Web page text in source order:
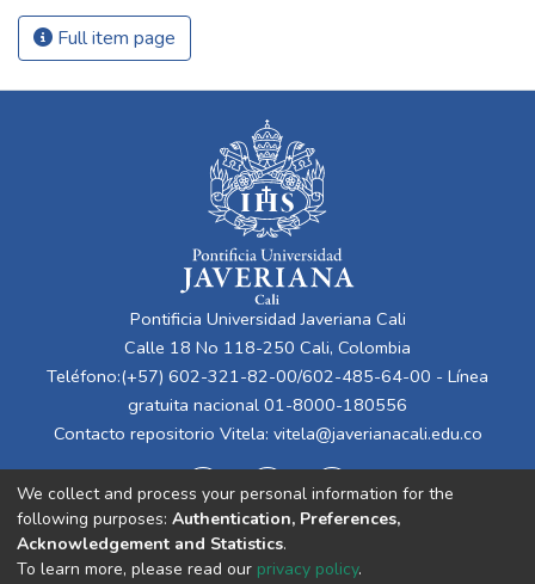
Full item page
Pontificia Universidad Javeriana Cali
Calle 18 No 118-250 Cali, Colombia
Teléfono:(+57) 602-321-82-00/602-485-64-00 - Línea
gratuita nacional 01-8000-180556
Contacto repositorio Vitela: vitela@javerianacali.edu.co
We collect and process your personal information for the
following purposes: Authentication, Preferences,
Acknowledgement and Statistics.
To learn more, please read our privacy policy.